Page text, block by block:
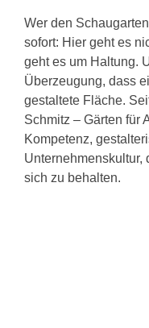
Wer den
sofort: Hier geht es
geht es um Haltung.
Überzeugung, dass
gestaltete Fläche.
Schmitz – Gärten für
Kompetenz,
Unternehmenskultur,
sich zu behalten.